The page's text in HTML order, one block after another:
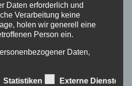
Daten erforderlich und
Verarbeitung keine
holen wir generell eine
Person ein.
Daten,
im Einklang mit der
Statistiken Externe Dienste